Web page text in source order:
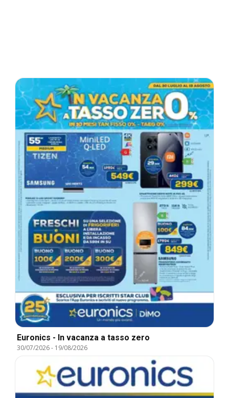
Euronics - In vacanza a tasso zero
30/07/2026- 19/08/2026